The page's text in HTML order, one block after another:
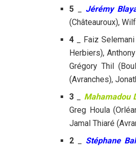
5
Jérémy
(Châteauroux),
4 _ Faiz
Herbiers),
Grégory Thil
(Avranches),
3
Mahamadou
Greg Houla
Jamal Thiaré
2
Stéphane